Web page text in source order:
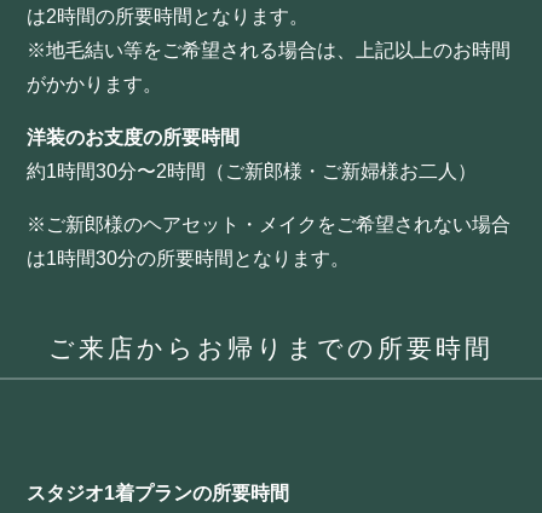
は2時間の所要時間となります。
※地毛結い等をご希望される場合は、上記以上のお時間
がかかります。
洋装のお支度の所要時間
約1時間30分〜2時間（ご新郎様・ご新婦様お二人）
※ご新郎様のヘアセット・メイクをご希望されない場合
は1時間30分の所要時間となります。
ご来店からお帰りまでの所要時間
スタジオ1着プランの所要時間